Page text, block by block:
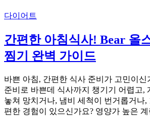
다이어트
간편한 아침식사! Bear 올
찜기 완벽 가이드
바쁜 아침, 간편한 식사 준비가 고민이신
준비로 바쁜데 식사까지 챙기기 어렵고,
놓쳐 망치거나, 냄비 세척이 번거롭거나,
편한 경험이 있으신가요? 영양가 높은